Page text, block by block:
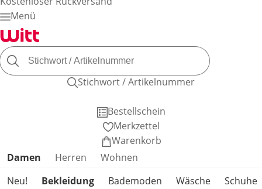
Menü
Stichwort / Artikelnummer
Bestellschein
Merkzettel
Warenkorb
Produktkategorien überspringen
Damen Herren
Wohnen
Neu!
Bekleidung Bademoden Wäsche Schuhe